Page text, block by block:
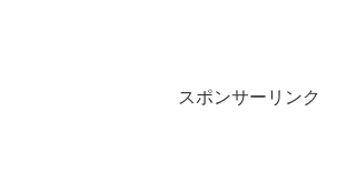
スポンサーリンク